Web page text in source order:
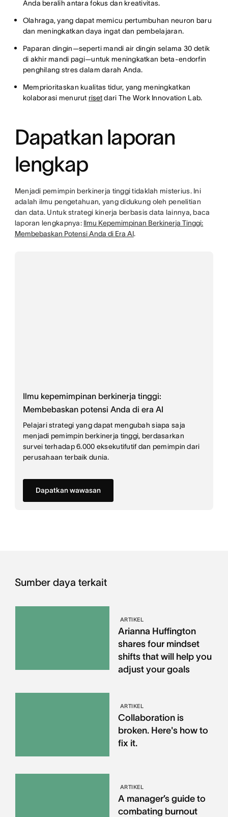
Anda beralih antara fokus dan kreativitas.
Olahraga, yang dapat memicu pertumbuhan neuron baru
dan meningkatkan daya ingat dan pembelajaran.
Paparan dingin—seperti mandi air dingin selama 30 detik
di akhir mandi pagi—untuk meningkatkan beta-endorfin
penghilang stres dalam darah Anda.
Memprioritaskan kualitas tidur, yang meningkatkan
kolaborasi menurut risetdari The Work Innovation Lab.
Dapatkan laporan
lengkap
Menjadi pemimpin berkinerja tinggi tidaklah misterius. Ini
adalah ilmu pengetahuan, yang didukung oleh penelitian
dan data. Untuk strategi kinerja berbasis data lainnya, baca
laporan lengkapnya: Ilmu Kepemimpinan Berkinerja Tinggi:
Membebaskan Potensi Anda di Era AI.
Ilmu kepemimpinan berkinerja tinggi:
Membebaskan potensi Anda di era AI
Pelajari strategi yang dapat mengubah siapa saja
menjadi pemimpin berkinerja tinggi, berdasarkan
survei terhadap 6.000 eksekutifutif dan pemimpin dari
perusahaan terbaik dunia.
Dapatkan wawasan
Sumber daya terkait
ARTIKEL
Arianna Huffington
shares four mindset
shifts that will help you
adjust your goals
ARTIKEL
Collaboration is
broken. Here's how to
fix it.
ARTIKEL
A manager’s guide to
combating burnout